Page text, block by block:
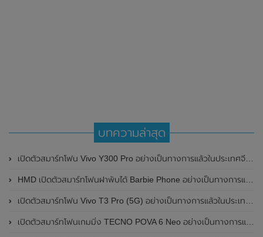
บทความล่าสุด
เปิดตัวสมาร์ทโฟน Vivo Y300 Pro อย่างเป็นทางการแล้วในประเทศจีน มาพร้อมดีไซน์พรีเมี่ยม ทนทาน และแบตเตอรี่สุดอึดขนาดใหญ่ 6,500mAh พร้อมรองรับการชาร์จไว 80W
HMD เปิดตัวสมาร์ทโฟนฝาพับได้ Barbie Phone อย่างเป็นทางการแล้ว มาพร้อมธีมสีชมพูสดใส
เปิดตัวสมาร์ทโฟน Vivo T3 Pro (5G) อย่างเป็นทางการแล้วในประเทศอินเดีย
เปิดตัวสมาร์ทโฟนเกมมิ่ง TECNO POVA 6 Neo อย่างเป็นทางการแล้วในประเทศไทย ในราคา 8,499 บาท